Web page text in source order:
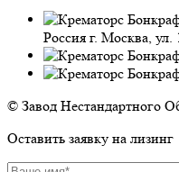
Россия г. Москва,
© Завод Нестандартного
Оставить заявку на лизинг